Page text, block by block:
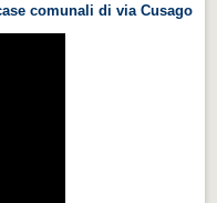
comunali di via Cusago